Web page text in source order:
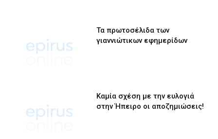
Τα πρωτοσέλιδα των
γιαννιώτικων εφημερίδων
Καμία σχέση με την ευλογιά
στην Ήπειρο οι αποζημιώσεις!